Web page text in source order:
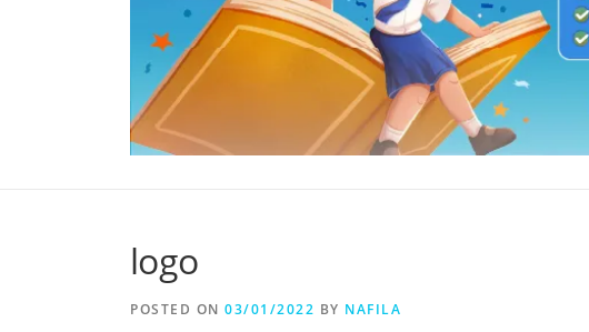
logo
POSTED ON 03/01/2022 BY NAFILA